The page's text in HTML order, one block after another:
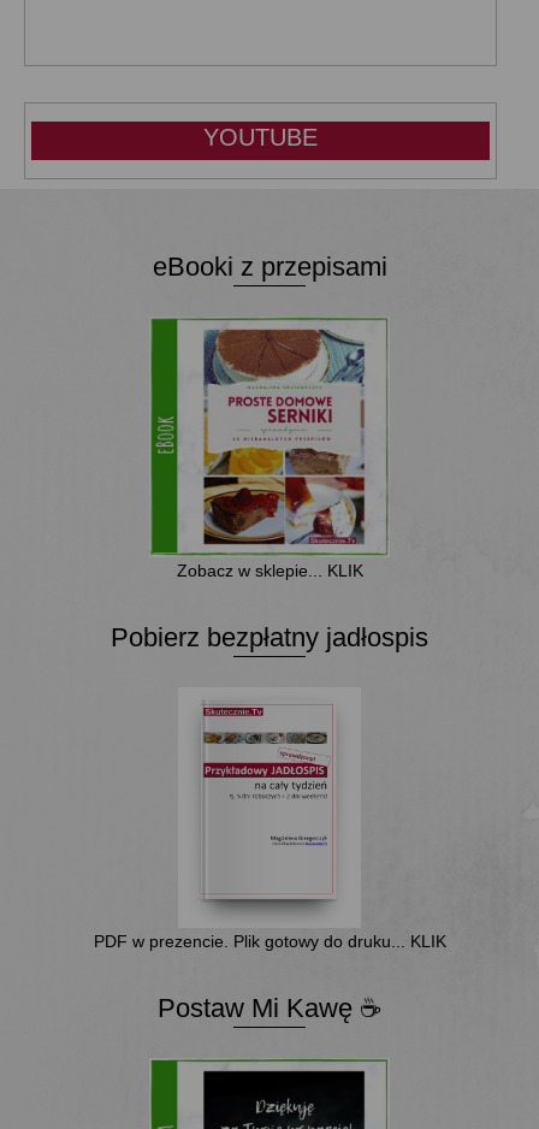
YOUTUBE
eBooki z przepisami
Zobacz w sklepie... KLIK
Pobierz bezpłatny jadłospis
PDF w prezencie. Plik gotowy do druku... KLIK
Postaw Mi Kawę ☕